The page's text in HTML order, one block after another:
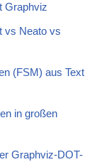
Graphviz
vs Neato vs
(FSM) aus Text
in großen
Graphviz-DOT-